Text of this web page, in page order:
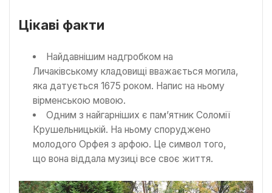
Цікаві факти
Найдавнішим надгробком на
Личаківському кладовищі вважається могила,
яка датується 1675 роком. Напис на ньому
вірменською мовою.
Одним з найгарніших є пам’ятник Соломії
Крушельницькій. На ньому споруджено
молодого Орфея з арфою. Це символ того,
що вона віддала музиці все своє життя.